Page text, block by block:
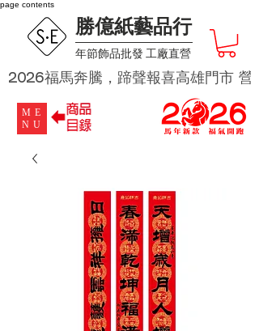
page contents
勝億紙藝品行
​年節飾品批發 工廠直營
2026福馬奔騰，蹄聲報喜高雄門市
ME
NU